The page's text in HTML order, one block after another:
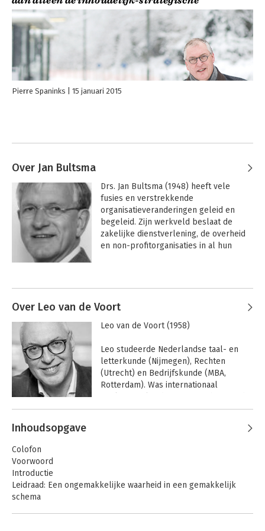
Pierre Spaninks 15 januari 2015
Over Jan Bultsma
Drs. Jan Bultsma (1948) heeft vele
fusies en verstrekkende
organisatieveranderingen geleid en
begeleid. Zijn werkveld beslaat de
zakelijke dienstverlening, de overheid
en non-profitorganisaties in al hun
Over Leo van de Voort
Leo van de Voort (1958)
Leo studeerde Nederlandse taal- en
letterkunde (Nijmegen), Rechten
(Utrecht) en Bedrijfskunde (MBA,
Rotterdam). Was internationaal
en toezichthouder.
(‘apostel van het
aandeelhouderswaarde denken’).
spreker en publicist.
Andere boeken door Leo van de
Voort
Inhoudsopgave
Colofon
Voorwoord
Introductie
Leidraad: Een ongemakkelijke waarheid in een gemakkelijk
schema